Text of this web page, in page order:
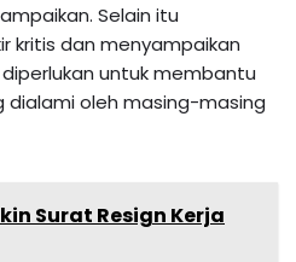
Selain itu
kritis dan menyampaikan
untuk membantu
oleh masing-masing
Surat Resign Kerja